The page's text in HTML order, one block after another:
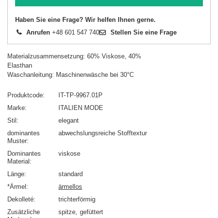
Haben Sie eine Frage? Wir helfen Ihnen gerne.
Anrufen +48 601 547 740 Stellen Sie eine Frage
Materialzusammensetzung: 60% Viskose, 40%
Elasthan
Waschanleitung: Maschinenwäsche bei 30°C
Produktcode
IT-TP-9967.01P
Marke
ITALIEN MODE
Stil
elegant
dominantes
Muster
abwechslungsreiche Stofftextur
Dominantes
Material
viskose
Länge
standard
*Ärmel
ärmellos
Dekolleté
trichterförmig
Zusätzliche
spitze gefüttert